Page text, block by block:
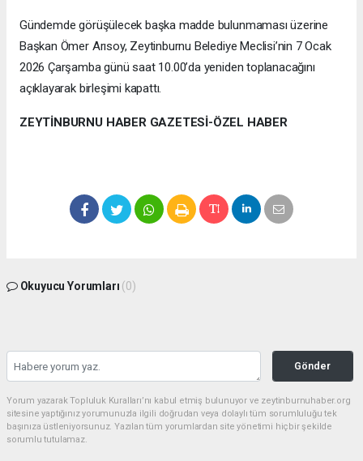
Gündemde görüşülecek başka madde bulunmaması üzerine
Başkan Ömer Arısoy, Zeytinburnu Belediye Meclisi’nin 7 Ocak
2026 Çarşamba günü saat 10.00’da yeniden toplanacağını
açıklayarak birleşimi kapattı.
ZEYTİNBURNU HABER GAZETESİ-ÖZEL HABER
Okuyucu Yorumları (0)
Gönder
Yorum yazarak Topluluk Kuralları’nı kabul etmiş bulunuyor ve zeytinburnuhaber.org
sitesine yaptığınız yorumunuzla ilgili doğrudan veya dolaylı tüm sorumluluğu tek
başınıza üstleniyorsunuz. Yazılan tüm yorumlardan site yönetimi hiçbir şekilde
sorumlu tutulamaz.